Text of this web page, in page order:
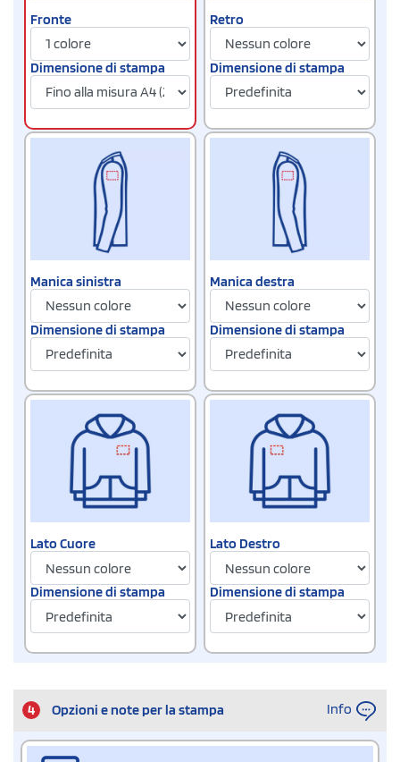
Fronte
Dimensione di stampa
Retro
Dimensione di stampa
Manica sinistra
Dimensione di stampa
Manica destra
Dimensione di stampa
Lato Cuore
Dimensione di stampa
Lato Destro
Dimensione di stampa
4 Opzioni e note per la stampa Info